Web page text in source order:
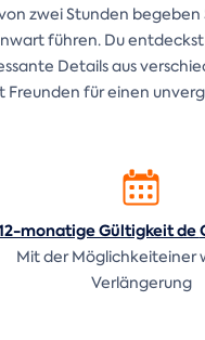
zwei Stunden
führen. Du
Details aus
für einen
monatige Gültigkeit de
Mit der Möglichkeiteiner
Verlängerung